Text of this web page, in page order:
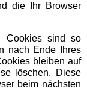
die Ihr Browser
Cookies sind so
nach Ende Ihres
bleiben auf
löschen. Diese
beim nächsten